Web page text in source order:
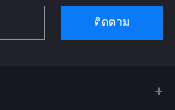
ติดตาม